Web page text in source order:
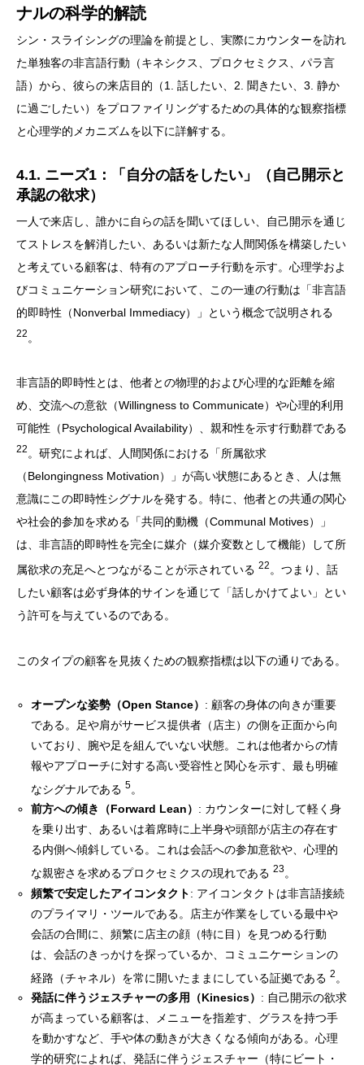
ナルの科学的解読
シン・スライシングの理論を前提とし、実際にカウンターを訪れ
た単独客の非言語行動（キネシクス、プロクセミクス、パラ言
語）から、彼らの来店目的（1. 話したい、2. 聞きたい、3. 静か
に過ごしたい）をプロファイリングするための具体的な観察指標
と心理学的メカニズムを以下に詳解する。
4.1. ニーズ1：「自分の話をしたい」（自己開示と
承認の欲求）
一人で来店し、誰かに自らの話を聞いてほしい、自己開示を通じ
てストレスを解消したい、あるいは新たな人間関係を構築したい
と考えている顧客は、特有のアプローチ行動を示す。心理学およ
びコミュニケーション研究において、この一連の行動は「非言語
的即時性（Nonverbal Immediacy）」という概念で説明される
22 。
非言語的即時性とは、他者との物理的および心理的な距離を縮
め、交流への意欲（Willingness to Communicate）や心理的利用
可能性（Psychological Availability）、親和性を示す行動群である
22 。研究によれば、人間関係における「所属欲求
（Belongingness Motivation）」が高い状態にあるとき、人は無
意識にこの即時性シグナルを発する。特に、他者との共通の関心
や社会的参加を求める「共同的動機（Communal Motives）」
は、非言語的即時性を完全に媒介（媒介変数として機能）して所
属欲求の充足へとつながることが示されている 22 。つまり、話
したい顧客は必ず身体的サインを通じて「話しかけてよい」とい
う許可を与えているのである。
このタイプの顧客を見抜くための観察指標は以下の通りである。
オープンな姿勢（Open Stance） : 顧客の身体の向きが重要
である。足や肩がサービス提供者（店主）の側を正面から向
いており、腕や足を組んでいない状態。これは他者からの情
報やアプローチに対する高い受容性と関心を示す、最も明確
なシグナルである5
前方への傾き（Forward Lean） : カウンターに対して軽く身
を乗り出す、あるいは着席時に上半身や頭部が店主の存在す
る内側へ傾斜している。これは会話への参加意欲や、心理的
な親密さを求めるプロクセミクスの現れである23。
頻繁で安定したアイコンタクト: アイコンタクトは非言語接続
のプライマリ・ツールである。店主が作業をしている最中や
会話の合間に、頻繁に店主の顔（特に目）を見つめる行動
は、会話のきっかけを探っているか、コミュニケーションの
経路（チャネル）を常に開いたままにしている証拠である2 。
発話に伴うジェスチャーの多用（Kinesics） : 自己開示の欲求
が高まっている顧客は、メニューを指差す、グラスを持つ手
を動かすなど、手や体の動きが大きくなる傾向がある。心理
学的研究によれば、発話に伴うジェスチャー（特にビート・